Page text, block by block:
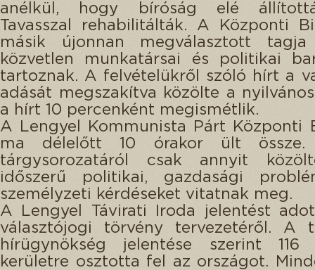
anélkül, hogy bíróság elé
Tavasszal rehabilitálták. A Központi
másik újonnan megválasztott tagja
közvetlen munkatársai és politikai
tartoznak. A felvételükről szóló hírt a
adását megszakítva közölte a
a hírt 10 percenként megismétlik.
A Lengyel Kommunista Párt Központi
ma délelőtt 10 órakor ült
tárgysorozatáról csak annyit
időszerű politikai, gazdasági
személyzeti kérdéseket vitatnak meg.
A Lengyel Távirati Iroda jelentést
választójogi törvény tervezetéről. A
hírügynökség jelentése szerint 116
kerületre osztotta fel az országot.